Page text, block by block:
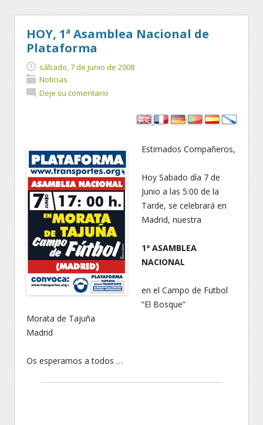
HOY, 1ª Asamblea Nacional de
Plataforma
sábado, 7 de junio de 2008
Noticias
Deje su comentario
Estimados Compañeros,
Hoy Sabado día 7 de
Junio a las 5:00 de la
Tarde, se celebrará en
Madrid, nuestra
1ª ASAMBLEA
NACIONAL
en el Campo de Futbol
“El Bosque”
Morata de Tajuña
Madrid
Os esperamos a todos …